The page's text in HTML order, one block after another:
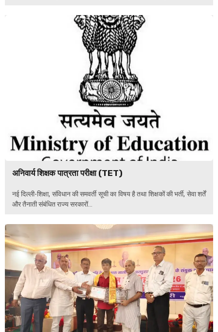
अनिवार्य शिक्षक पात्रता परीक्षा (TET)
नई दिल्ली-शिक्षा, संविधान की समवर्ती सूची का विषय है तथा शिक्षकों की भर्ती, सेवा शर्तें
और तैनाती संबंधित राज्य सरकारों...